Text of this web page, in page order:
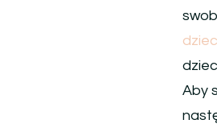
Aby